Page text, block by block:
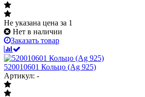
Не указана цена за 1
Нет в наличии
Заказать товар
520010601 Кольцо (Ag 925)
Артикул: -